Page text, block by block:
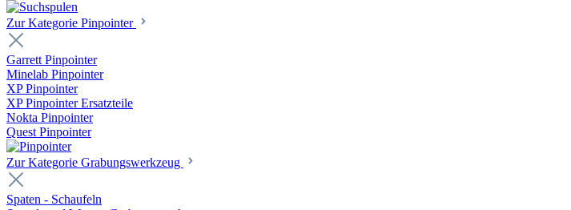
Zur Kategorie Pinpointer
Garrett Pinpointer
Minelab Pinpointer
XP Pinpointer
XP Pinpointer Ersatzteile
Nokta Pinpointer
Quest Pinpointer
Zur Kategorie Grabungswerkzeug
Spaten - Schaufeln